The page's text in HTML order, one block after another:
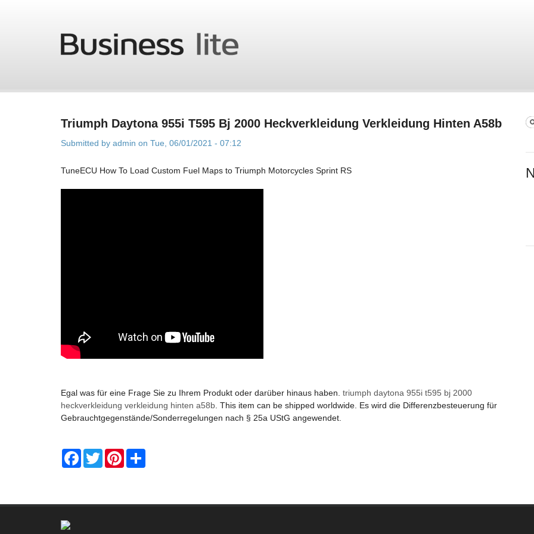
Triumph Daytona 955i T595 Bj 2000 Heckverkleidung Verkleidung Hinten A58b
Submitted by admin on Tue, 06/01/2021 - 07:12
TuneECU How To Load Custom Fuel Maps to Triumph Motorcycles Sprint RS
Egal was für eine Frage Sie zu Ihrem Produkt oder darüber hinaus haben. triumph daytona 955i t595 bj 2000
heckverkleidung verkleidung hinten a58b . This item can be shipped worldwide. Es wird die Differenzbesteuerung für
Gebrauchtgegenstände/Sonderregelungen nach § 25a UStG angewendet.
Facebook
TwitterPinterest